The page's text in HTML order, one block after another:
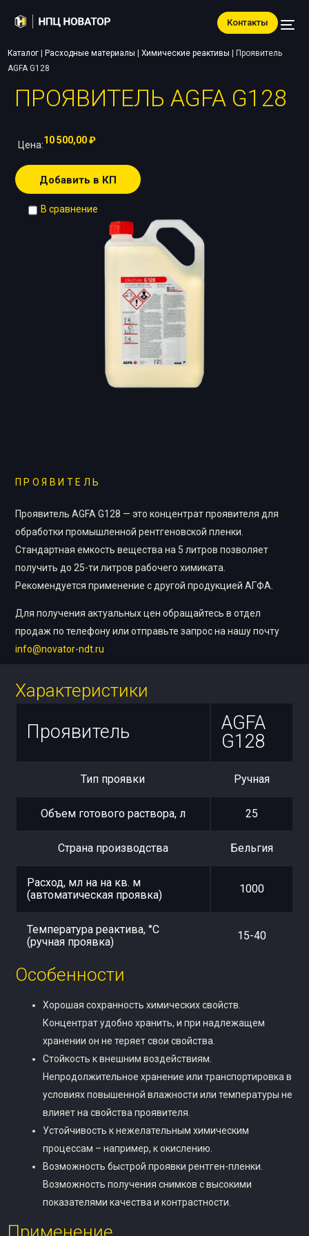
Контакты
Каталог Расходные материалы |Химические реактивы
Проявитель
AGFA G128
ПРОЯВИТЕЛЬ AGFA G128
Цена:10 500,00₽
Добавить в КП
В сравнение
ПРОЯВИТЕЛЬ
Проявитель AGFA G128 — это концентрат проявителя для
обработки промышленной рентгеновской пленки.
Стандартная емкость вещества на 5 литров позволяет
получить до 25-ти литров рабочего химиката.
Рекомендуется применение с другой продукцией АГФА.
Для получения актуальных цен обращайтесь в отдел
продаж по телефону или отправьте запрос на нашу почту
info@novator-ndt.ru
Характеристики
Проявитель
AGFA
G128
Тип проявки Ручная
Объем готового раствора, л 25
Страна производства Бельгия
Расход, мл на на кв. м
(автоматическая проявка)
1000
Температура реактива, °С
(ручная проявка)
15-40
Особенности
Хорошая сохранность химических свойств.
Концентрат удобно хранить, и при надлежащем
хранении он не теряет свои свойства.
Стойкость к внешним воздействиям.
Непродолжительное хранение или транспортировка в
условиях повышенной влажности или температуры не
влияет на свойства проявителя.
Устойчивость к нежелательным химическим
процессам – например, к окислению.
Возможность быстрой проявки рентген-пленки.
Возможность получения снимков с высокими
показателями качества и контрастности.
Применение